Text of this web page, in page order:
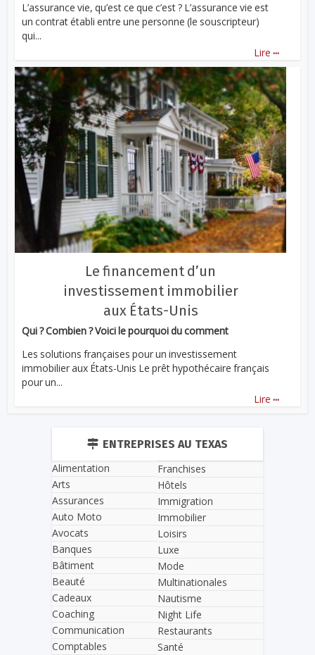
L’assurance vie, qu’est ce que c’est ? L’assurance vie est
un contrat établi entre une personne (le souscripteur)
qui...
Lire ...
Le financement d’un
investissement immobilier
aux États-Unis
Qui ? Combien ? Voici le pourquoi du comment
Les solutions françaises pour un investissement
immobilier aux États-Unis Le prêt hypothécaire français
pour un...
Lire ...
ENTREPRISES AU TEXAS
Alimentation
Arts
Assurances
Auto Moto
Avocats
Banques
Bâtiment
Beauté
Cadeaux
Coaching
Communication
Comptables
Franchises
Hôtels
Immigration
Immobilier
Loisirs
Luxe
Mode
Multinationales
Nautisme
Night Life
Restaurants
Santé